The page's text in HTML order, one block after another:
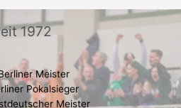
1972
Meister
Pokalsieger
Meister